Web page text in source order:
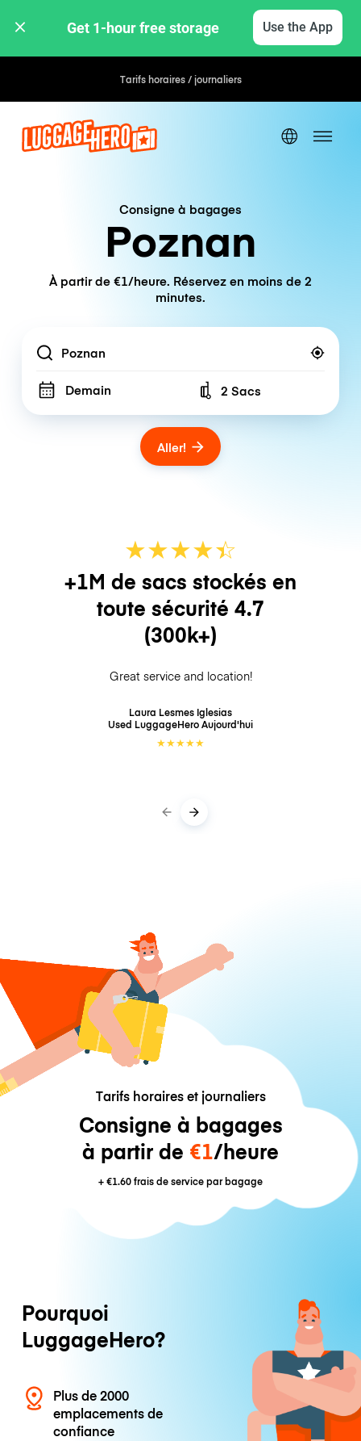
Get 1-hour free storage Use the App
Tarifs horaires / journaliers
Consigne à bagages
Poznan
À partir de €1/heure. Réservez en moins de 2
minutes.
Location
Demain Number of bags
2 Sacs
Aller!
★★★★☆
★
+1M de sacs stockés en
toute sécurité 4.7
(300k+)
Great service and location!
Laura Lesmes Iglesias
Used LuggageHeroAujourd'hui
★★★★★
Tarifs horaires et journaliers
Consigne à bagages
à partir de €1/heure
+€1.60frais de service par bagage
Pourquoi
LuggageHero?
Plus de 2000
emplacements de
confiance